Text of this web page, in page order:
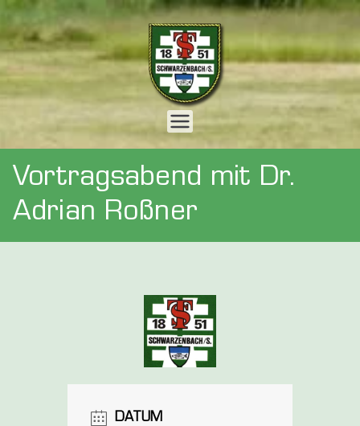
Zum
Inhalt
springen
Webseite
der
Turnersch
Schwarzen
bach a. d.
Vortragsabend mit Dr.
Adrian Roßner
DATUM